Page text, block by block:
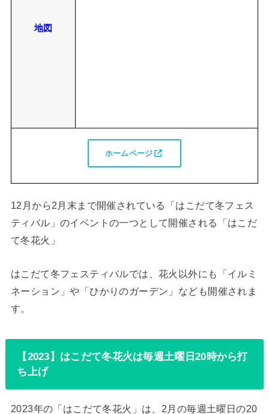
地図
ホームページ
12月から2月末まで開催されている「はこだて冬フェス
ティバル」のイベントの一つとして開催される「はこだ
て冬花火」
はこだて冬フェスティバルでは、花火以外にも「イルミ
ネーション」や「ひかりのガーデン」なども開催されま
す。
【2023】はこだて冬花火は毎週土曜日20時から打
ち上げ
2023年の「はこだて冬花火」は、2月の毎週土曜日の20